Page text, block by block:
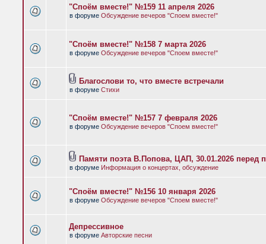
"Споём вместе!" №159 11 апреля 2026
в форуме Обсуждение вечеров "Споем вместе!"
"Споём вместе!" №158 7 марта 2026
в форуме Обсуждение вечеров "Споем вместе!"
Благослови то, что вместе встречали
в форуме Стихи
"Споём вместе!" №157 7 февраля 2026
в форуме Обсуждение вечеров "Споем вместе!"
Памяти поэта В.Попова, ЦАП, 30.01.2026 перед
в форуме Информация о концертах, обсуждение
"Споём вместе!" №156 10 января 2026
в форуме Обсуждение вечеров "Споем вместе!"
Депрессивное
в форуме Авторские песни